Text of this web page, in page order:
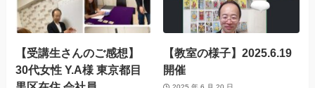
【受講生さんのご感想】
30代女性 Y.A様 東京都目
【教室の様子】2025.6.19
開催